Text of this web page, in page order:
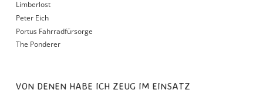
Limberlost
Peter Eich
Portus Fahrradfürsorge
The Ponderer
VON DENEN HABE ICH ZEUG IM EINSATZ